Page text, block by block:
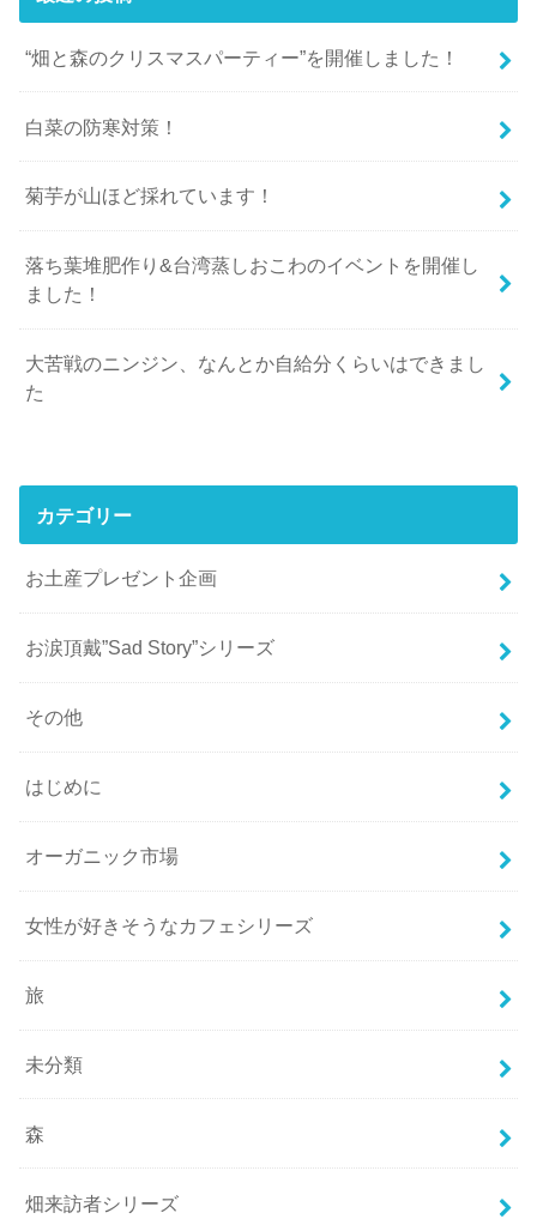
“畑と森のクリスマスパーティー”を開催しました！
白菜の防寒対策！
菊芋が山ほど採れています！
落ち葉堆肥作り&台湾蒸しおこわのイベントを開催し
ました！
大苦戦のニンジン、なんとか自給分くらいはできまし
た
カテゴリー
お土産プレゼント企画
お涙頂戴”Sad Story”シリーズ
その他
はじめに
オーガニック市場
女性が好きそうなカフェシリーズ
旅
未分類
森
畑来訪者シリーズ